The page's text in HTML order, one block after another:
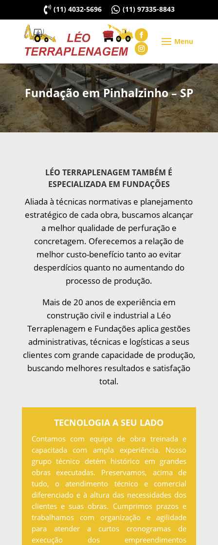
 (11) 4032-5696  (11) 97335-8843
Fundação em Pinhalzinho – SP
LÉO TERRAPLENAGEM TAMBÉM É
ESPECIALIZADA EM FUNDAÇÕES
Aliada à técnicas normativas e planejamento
estratégico de cada obra, buscamos alcançar
a melhor qualidade de perfuração e
concretagem. Oferecemos a relação de
melhor custo-benefício tanto ao evitar
desperdícios quanto no aumentando do
processo de produção.
Mais de 20 anos de experiência em
construção civil e industrial a Léo
Terraplenagem e Fundações aplica gestões
administrativas, técnicas e logísticas a seus
clientes com grande capacidade de produção,
buscando melhores resultados e satisfação
total.
TECNOLOGIA A SEU LADO
Contamos com equipe de obra treinada e
capacitada com ampla experiência. Nosso
grupo técnico detém histórico em grandes
obras executadas. Preservamos, acima de
tudo, o atendimento técnico e comercial
diferenciado e à altura das necessidades dos
clientes e suas obras. Cumprimos prazos e
trabalhamos com organização e agilidade
para atender a curtos cronogramas de
execução dos empreendimentos